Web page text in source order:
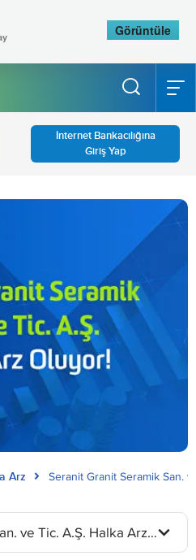
İnternet Bankacılığına
Giriş Yap
Arz Seranit Granit Seramik San.
Seranit Granit Seramik San. ve Tic. A.Ş. Halka Arz Oluyor!
Görüntüle